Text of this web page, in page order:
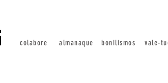
colabore almanaque bonilismos vale-